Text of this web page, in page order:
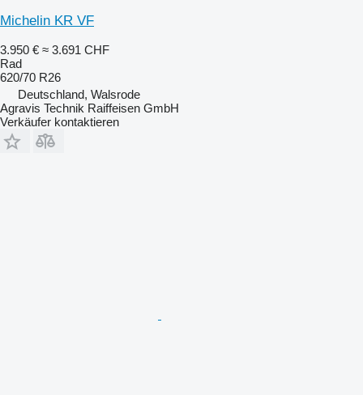
Michelin KR VF
3.950 € ≈ 3.691 CHF
Rad
620/70 R26
Deutschland, Walsrode
Agravis Technik Raiffeisen GmbH
Verkäufer kontaktieren